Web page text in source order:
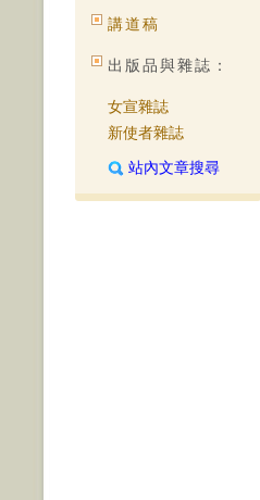
講道稿
出版品與雜誌：
女宣雜誌
新使者雜誌
站內文章搜尋